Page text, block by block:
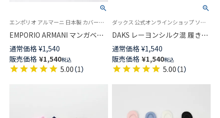
エンポリオ アルマーニ 日本製 カバーソックス 靴下 女性 婦人
EMPORIO ARMANI マンガベア
ラメ 浅履き フットカバー ソッ
クス かかと滑り止め付き レデ
ィース 03447204
通常価格 ¥1,540
販売価格 ¥1,540税込
5.00（1）
ダックス 公式オンラインショップ ソフトなくちゴムでやさしくフィット
DAKS レーヨンシルク混 履き口
ソフト アーガイル ワンポイン
ト刺繍 クルー丈 レディース ソ
ックス 日本製 03367010
通常価格 ¥1,540
販売価格 ¥1,540税込
5.00（1）